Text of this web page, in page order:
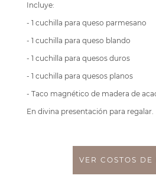
Incluye:
- 1 cuchilla para queso parmesano
- 1 cuchilla para queso blando
- 1 cuchilla para quesos duros
- 1 cuchilla para quesos planos
- Taco magnético de madera de
En divina presentación para regalar.
VER COSTOS DE